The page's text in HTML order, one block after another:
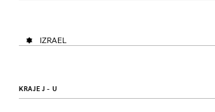
IZRAEL
KRAJE J - U